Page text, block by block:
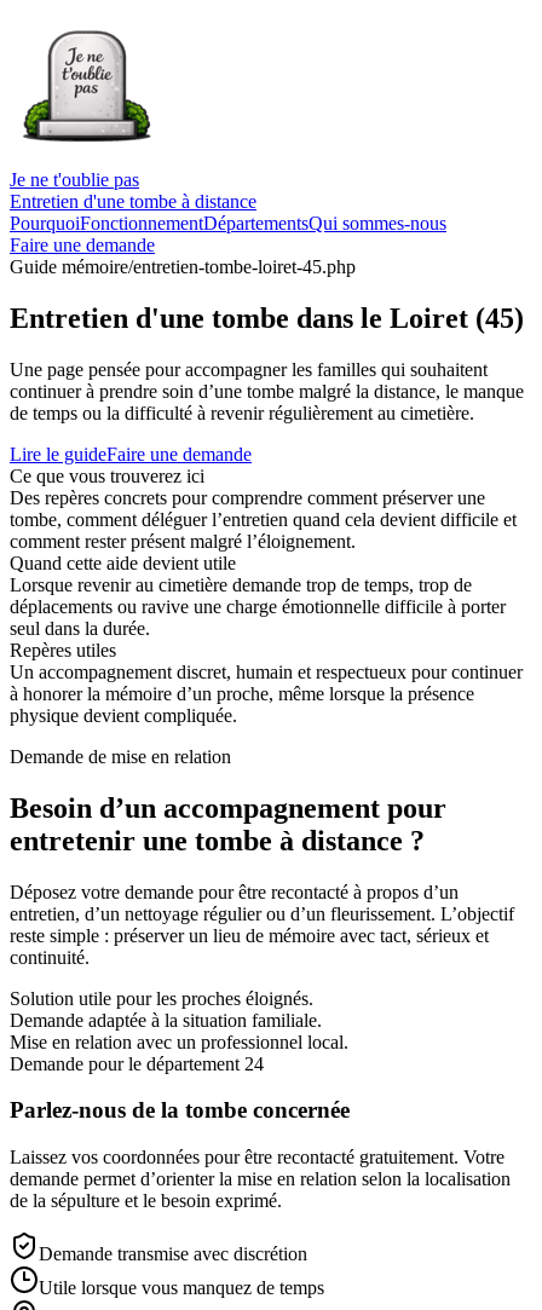
Je ne t'oublie pas
Entretien d'une tombe à distance
PourquoiFonctionnementDépartementsQui sommes-nous
Faire une demande
Guide mémoire/entretien-tombe-loiret-45.php
Entretien d'une tombe dans le Loiret (45)
Une page pensée pour accompagner les familles qui souhaitent
continuer à prendre soin d’une tombe malgré la distance, le manque
de temps ou la difficulté à revenir régulièrement au cimetière.
Lire le guideFaire une demande
Ce que vous trouverez ici
Des repères concrets pour comprendre comment préserver une
tombe, comment déléguer l’entretien quand cela devient difficile et
comment rester présent malgré l’éloignement.
Quand cette aide devient utile
Lorsque revenir au cimetière demande trop de temps, trop de
déplacements ou ravive une charge émotionnelle difficile à porter
seul dans la durée.
Repères utiles
Un accompagnement discret, humain et respectueux pour continuer
à honorer la mémoire d’un proche, même lorsque la présence
physique devient compliquée.
Demande de mise en relation
Besoin d’un accompagnement pour
entretenir une tombe à distance ?
Déposez votre demande pour être recontacté à propos d’un
entretien, d’un nettoyage régulier ou d’un fleurissement. L’objectif
reste simple : préserver un lieu de mémoire avec tact, sérieux et
continuité.
Solution utile pour les proches éloignés.
Demande adaptée à la situation familiale.
Mise en relation avec un professionnel local.
Demande pour le département 24
Parlez-nous de la tombe concernée
Laissez vos coordonnées pour être recontacté gratuitement. Votre
demande permet d’orienter la mise en relation selon la localisation
de la sépulture et le besoin exprimé.
Demande transmise avec discrétion
Utile lorsque vous manquez de temps